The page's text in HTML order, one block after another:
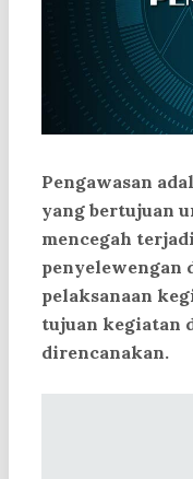
Pengawasan
yang bertujuan
mencegah
penyelewengan
pelaksanaan
tujuan kegiatan
direncanakan.